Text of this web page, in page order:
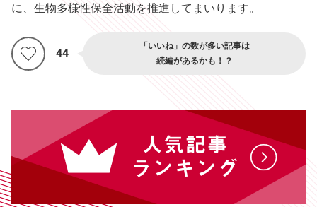
に、生物多様性保全活動を推進してまいります。
44
「いいね」の数が多い記事は
続編があるかも！？